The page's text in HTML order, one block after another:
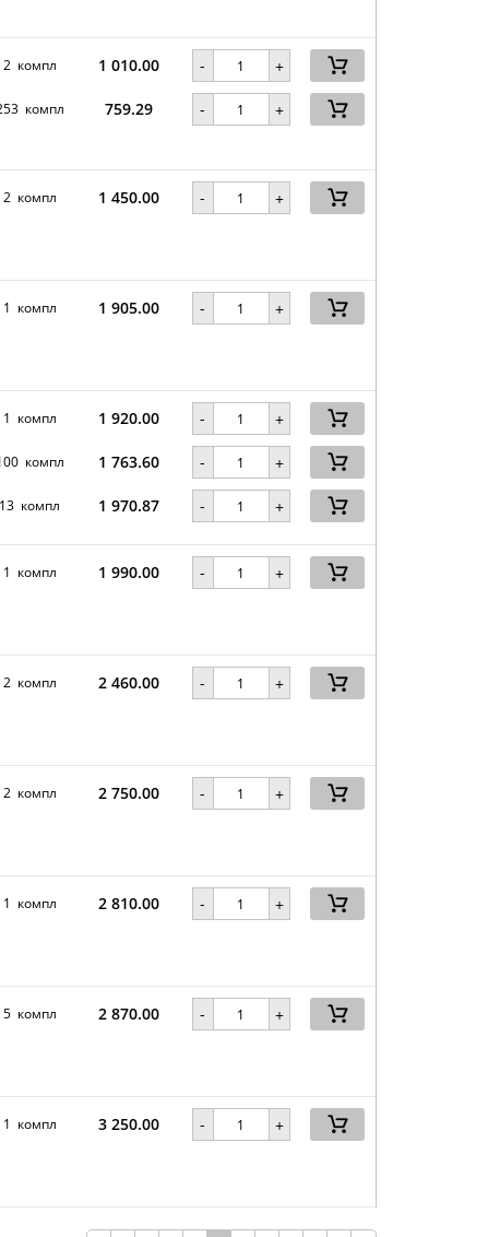
2 компл 1 010.00 - +
компл 759.29 - +
2 компл 1 450.00 - +
1 компл 1 905.00 - +
1 компл 1 920.00 - +
компл 1 763.60 - +
13 компл 1 970.87 - +
1 компл 1 990.00 - +
2 компл 2 460.00 - +
2 компл 2 750.00 - +
1 компл 2 810.00 - +
5 компл 2 870.00 - +
1 компл 3 250.00 - +